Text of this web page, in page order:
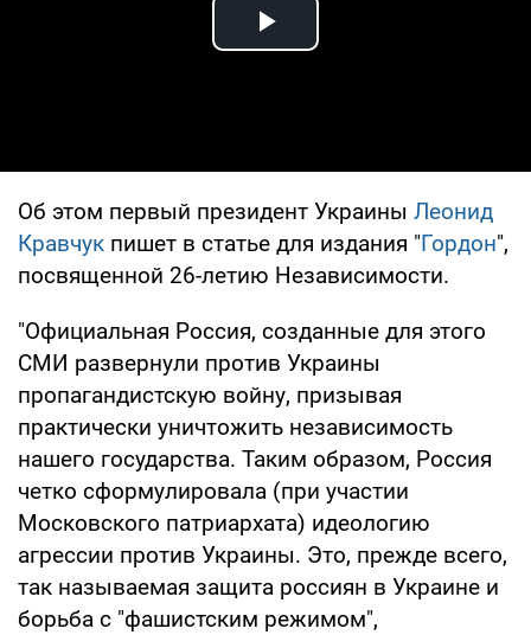
Play Video
Об этом первый президент Украины Леонид
Кравчук пишет в статье для издания "Гордон",
посвященной 26-летию Независимости.
"Официальная Россия, созданные для этого
СМИ развернули против Украины
пропагандистскую войну, призывая
практически уничтожить независимость
нашего государства. Таким образом, Россия
четко сформулировала (при участии
Московского патриархата) идеологию
агрессии против Украины. Это, прежде всего,
так называемая защита россиян в Украине и
борьба с "фашистским режимом",